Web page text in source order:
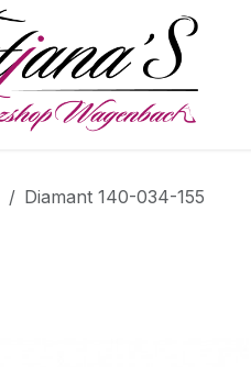
Diamant 140-034-155